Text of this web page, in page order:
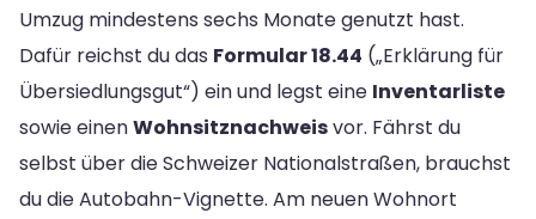
Umzug mindestens sechs Monate genutzt hast.
Dafür reichst du das Formular 18.44 („Erklärung für
Übersiedlungsgut“) ein und legst eine Inventarliste
sowie einenWohnsitznachweisvor. Fährst du
selbst über die Schweizer Nationalstraßen, brauchst
du die Autobahn-Vignette. Am neuen Wohnort